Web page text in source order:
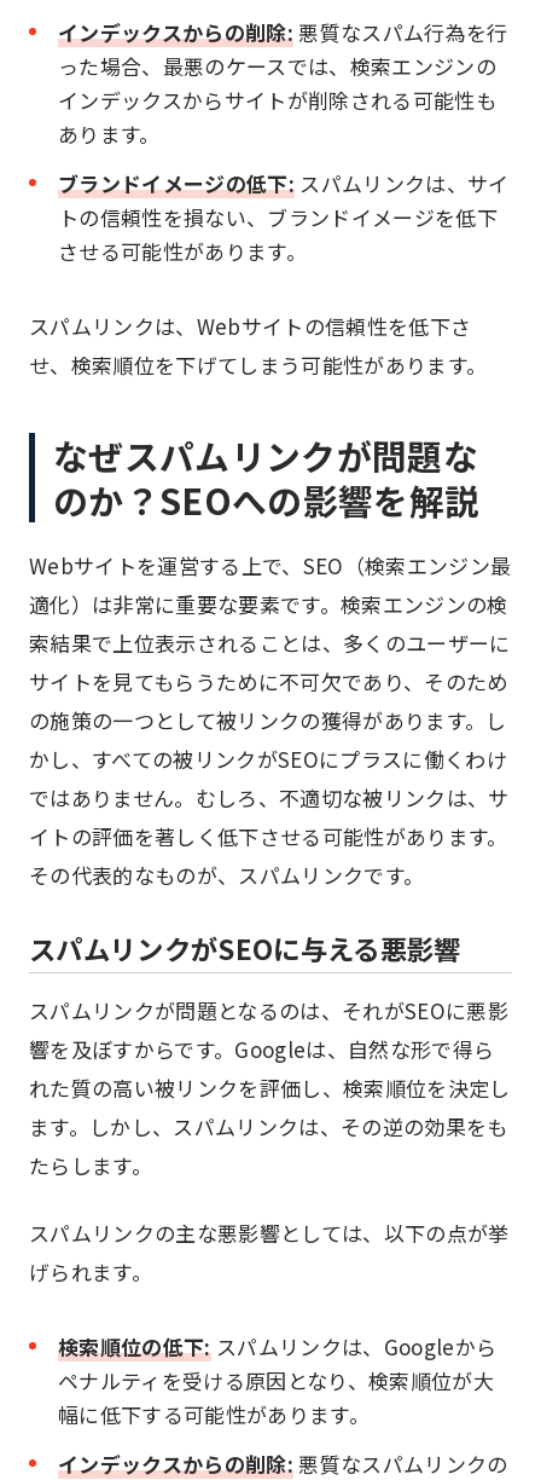
インデックスからの削除: 悪質なスパム行為を行
った場合、最悪のケースでは、検索エンジンの
インデックスからサイトが削除される可能性も
あります。
ブランドイメージの低下: スパムリンクは、サイ
トの信頼性を損ない、ブランドイメージを低下
させる可能性があります。
スパムリンクは、Webサイトの信頼性を低下さ
せ、検索順位を下げてしまう可能性があります。
なぜスパムリンクが問題な
のか？SEOへの影響を解説
Webサイトを運営する上で、SEO（検索エンジン最
適化）は非常に重要な要素です。検索エンジンの検
索結果で上位表示されることは、多くのユーザーに
サイトを見てもらうために不可欠であり、そのため
の施策の一つとして被リンクの獲得があります。し
かし、すべての被リンクがSEOにプラスに働くわけ
ではありません。むしろ、不適切な被リンクは、サ
イトの評価を著しく低下させる可能性があります。
その代表的なものが、スパムリンクです。
スパムリンクがSEOに与える悪影響
スパムリンクが問題となるのは、それがSEOに悪影
響を及ぼすからです。Googleは、自然な形で得ら
れた質の高い被リンクを評価し、検索順位を決定し
ます。しかし、スパムリンクは、その逆の効果をも
たらします。
スパムリンクの主な悪影響としては、以下の点が挙
げられます。
検索順位の低下:スパムリンクは、Googleから
ペナルティを受ける原因となり、検索順位が大
幅に低下する可能性があります。
インデックスからの削除: 悪質なスパムリンクの